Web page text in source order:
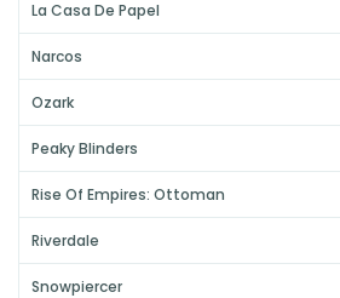
La Casa De Papel
Narcos
Ozark
Peaky Blinders
Rise Of Empires: Ottoman
Riverdale
Snowpiercer